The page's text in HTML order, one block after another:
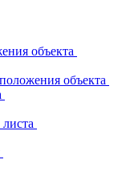
объекта
объекта